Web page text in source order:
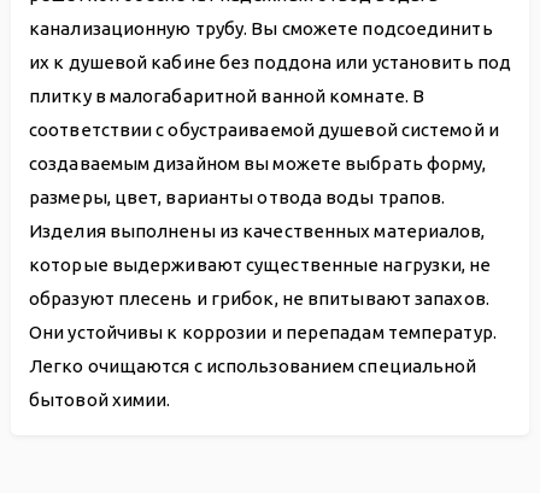
канализационную трубу. Вы сможете подсоединить
их к душевой кабине без поддона или установить под
плитку в малогабаритной ванной комнате. В
соответствии с обустраиваемой душевой системой и
создаваемым дизайном вы можете выбрать форму,
размеры, цвет, варианты отвода воды трапов.
Изделия выполнены из качественных материалов,
которые выдерживают существенные нагрузки, не
образуют плесень и грибок, не впитывают запахов.
Они устойчивы к коррозии и перепадам температур.
Легко очищаются с использованием специальной
бытовой химии.